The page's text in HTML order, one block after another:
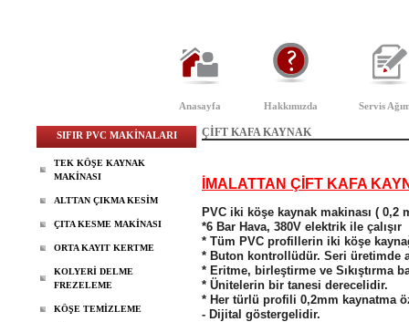
Anasayfa Hakkımızda Servis
SIFIR PVC MAKİNALARI
TEK KÖŞE KAYNAK
MAKİNASI
ALTTAN ÇIKMA KESİM
ÇITA KESME MAKİNASI
ORTA KAYIT KERTME
KOLYERİ DELME
FREZELEME
KÖŞE TEMİZLEME
ÇİFT KAFA KAYNAK
İMALATTAN ÇİFT KAFA
PVC iki köşe kaynak makinası (
*6 Bar Hava, 380V elektrik ile çalışır
* Tüm PVC profillerin iki köşe
* Buton kontrollüdür. Seri üretimde
* Eritme, birleştirme ve Sıkıştırma
* Ünitelerin bir tanesi derecelidir.
* Her türlü profili 0,2mm kaynatma
- Dijital göstergelidir.